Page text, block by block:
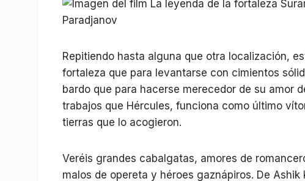
Repitiendo hasta alguna que otra localización,
fortaleza que para levantarse con cimientos
bardo que para hacerse merecedor de su amor
trabajos que Hércules, funciona como último
tierras que lo acogieron.
Veréis grandes cabalgatas, amores de
malos de opereta y héroes gaznápiros. De Ashik